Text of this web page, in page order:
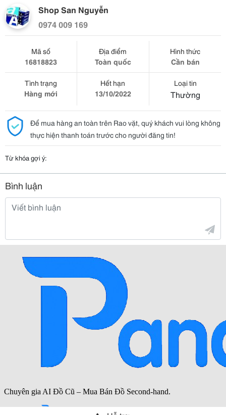
Shop San Nguyễn
0974 009 169
Mã số
16818823
Địa điểm
Toàn quốc
Hình thức
Cần bán
Tình trạng
Hàng mới
Hết hạn
13/10/2022
Loại tin
Thường
Để mua hàng an toàn trên Rao vặt, quý khách vui lòng không
thực hiện thanh toán trước cho người đăng tin!
Từ khóa gợi ý:
Bình luận